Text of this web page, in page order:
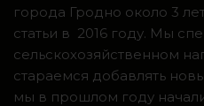
города Гродно около 3
статьи в 2016 году. Мы
сельскохозяйственном
стараемся добавлять
мы в прошлом году